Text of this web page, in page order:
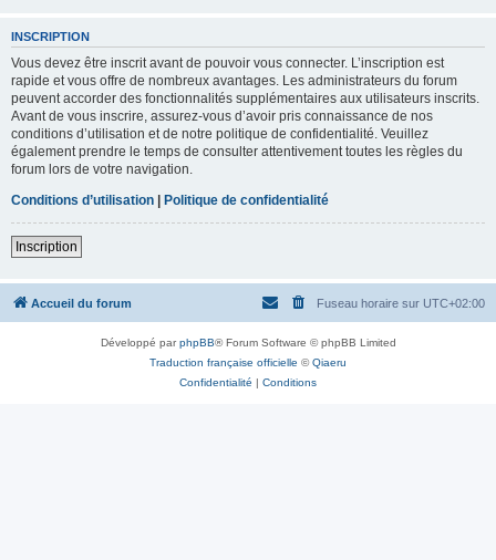
INSCRIPTION
Vous devez être inscrit avant de pouvoir vous connecter. L’inscription est
rapide et vous offre de nombreux avantages. Les administrateurs du forum
peuvent accorder des fonctionnalités supplémentaires aux utilisateurs inscrits.
Avant de vous inscrire, assurez-vous d’avoir pris connaissance de nos
conditions d’utilisation et de notre politique de confidentialité. Veuillez
également prendre le temps de consulter attentivement toutes les règles du
forum lors de votre navigation.
Conditions d’utilisation | Politique de confidentialité
Inscription
Accueil du forum Fuseau horaire sur UTC+02:00
Développé parphpBB® Forum Software © phpBB Limited
Traduction française officielle ©Qiaeru
Confidentialité | Conditions